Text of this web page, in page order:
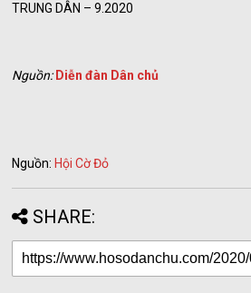
TRUNG DÂN – 9.2020
Nguồn: Diễn đàn Dân chủ
Nguồn: Hội Cờ Đỏ
SHARE: